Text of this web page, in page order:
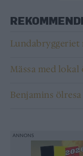
Lundabryggeriet
Mässa med
Benjamins